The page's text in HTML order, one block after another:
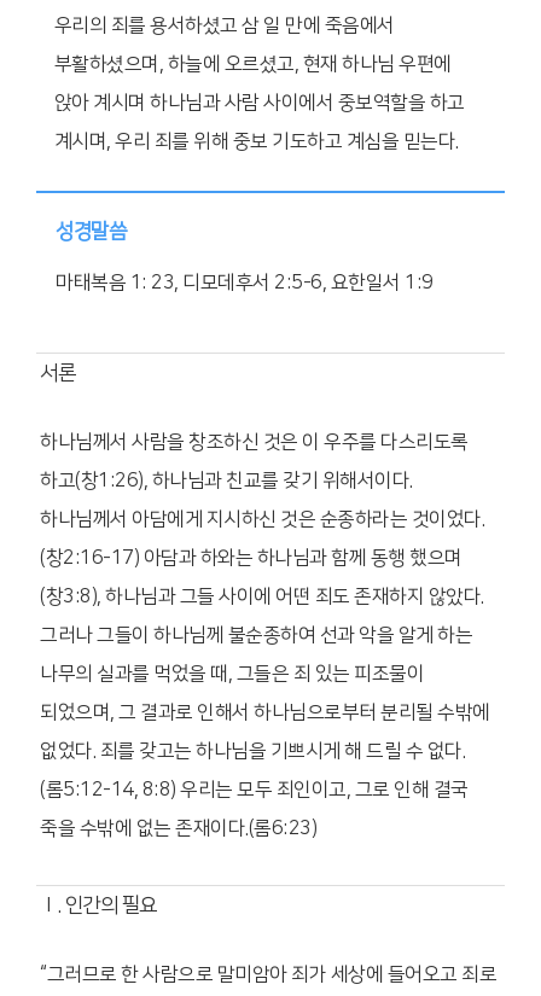
우리의 죄를 용서하셨고 삼 일 만에 죽음에서
부활하셨으며, 하늘에 오르셨고, 현재 하나님 우편에
앉아 계시며 하나님과 사람 사이에서 중보역할을 하고
계시며, 우리 죄를 위해 중보 기도하고 계심을 믿는다.
성경말씀
마태복음 1: 23, 디모데후서 2:5-6, 요한일서 1:9
서론
하나님께서 사람을 창조하신 것은 이 우주를 다스리도록
하고(창1:26), 하나님과 친교를 갖기 위해서이다.
하나님께서 아담에게 지시하신 것은 순종하라는 것이었다.
(창2:16-17) 아담과 하와는 하나님과 함께 동행 했으며
(창3:8), 하나님과 그들 사이에 어떤 죄도 존재하지 않았다.
그러나 그들이 하나님께 불순종하여 선과 악을 알게 하는
나무의 실과를 먹었을 때, 그들은 죄 있는 피조물이
되었으며, 그 결과로 인해서 하나님으로부터 분리될 수밖에
없었다. 죄를 갖고는 하나님을 기쁘시게 해 드릴 수 없다.
(롬5:12-14, 8:8) 우리는 모두 죄인이고, 그로 인해 결국
죽을 수밖에 없는 존재이다.(롬6:23)
Ⅰ. 인간의 필요
“그러므로 한 사람으로 말미암아 죄가 세상에 들어오고 죄로